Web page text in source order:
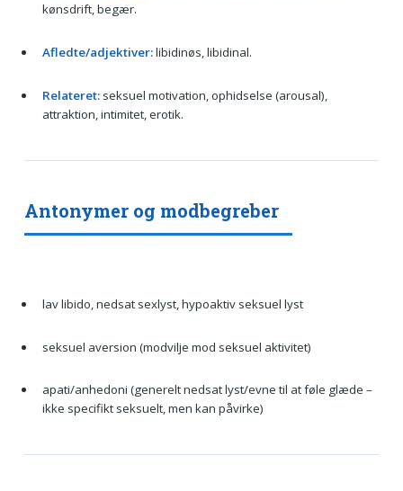
kønsdrift, begær.
Afledte/adjektiver:libidinøs, libidinal.
Relateret:seksuel motivation, ophidselse (arousal),
attraktion, intimitet, erotik.
Antonymer og modbegreber
lav libido, nedsat sexlyst, hypoaktiv seksuel lyst
seksuel aversion (modvilje mod seksuel aktivitet)
apati/anhedoni (generelt nedsat lyst/evne til at føle glæde –
ikke specifikt seksuelt, men kan påvirke)